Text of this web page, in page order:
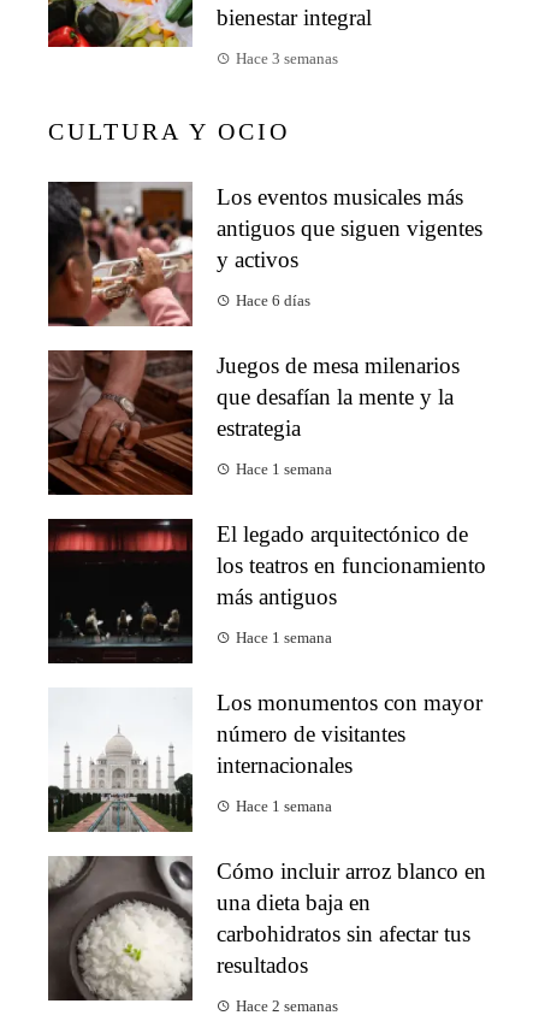
bienestar integral
Hace 3 semanas
CULTURA Y OCIO
Los eventos musicales más
antiguos que siguen vigentes
y activos
Hace 6 días
Juegos de mesa milenarios
que desafían la mente y la
estrategia
Hace 1 semana
El legado arquitectónico de
los teatros en funcionamiento
más antiguos
Hace 1 semana
Los monumentos con mayor
número de visitantes
internacionales
Hace 1 semana
Cómo incluir arroz blanco en
una dieta baja en
carbohidratos sin afectar tus
resultados
Hace 2 semanas